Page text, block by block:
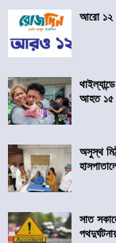
আরো ১২
আহত ১৫
অসুস্থ
সাত